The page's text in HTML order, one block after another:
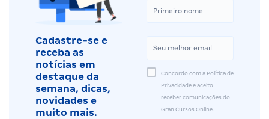
Cadastre-se e
receba as
notícias em
destaque da
semana, dicas,
novidades e
muito mais.
Concordo com a Política de
Privacidade e aceito
receber comunicações do
Gran Cursos Online.